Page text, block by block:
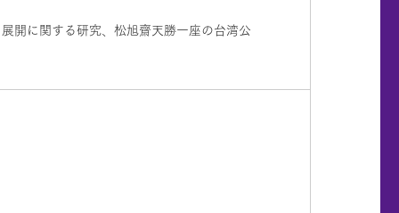
開に関する研究、松旭齋天勝一座の台湾公